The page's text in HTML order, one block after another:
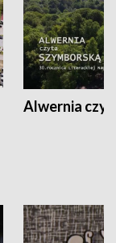
Alwernia